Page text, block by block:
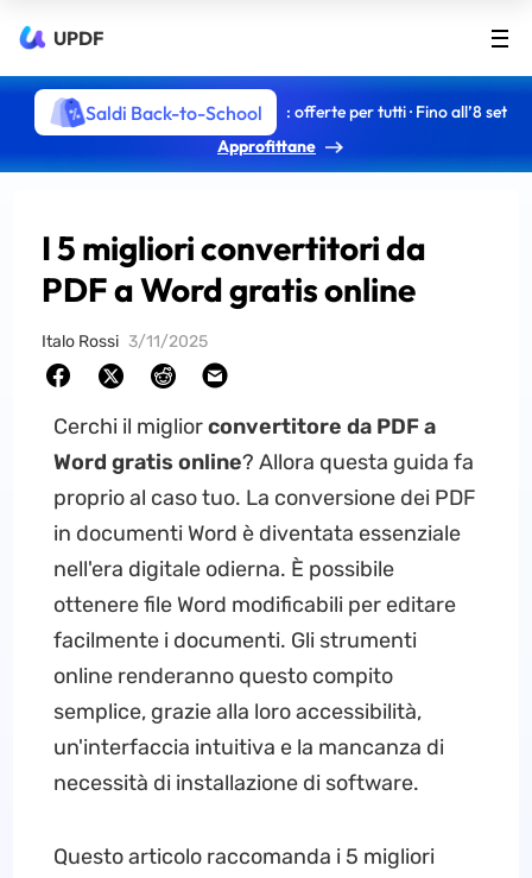
UPDF
Saldi Back-to-School
: offerte per tutti · Fino all’8 set
Approfittane
I 5 migliori convertitori da
PDF a Word gratis online
Italo Rossi 3/11/2025
Cerchi il migliorconvertitore da PDF a
Word gratis online? Allora questa guida fa
proprio al caso tuo. La conversione dei PDF
in documenti Word è diventata essenziale
nell'era digitale odierna. È possibile
ottenere file Word modificabili per editare
facilmente i documenti. Gli strumenti
online renderanno questo compito
semplice, grazie alla loro accessibilità,
un'interfaccia intuitiva e la mancanza di
necessità di installazione di software.
Questo articolo raccomanda i 5 migliori